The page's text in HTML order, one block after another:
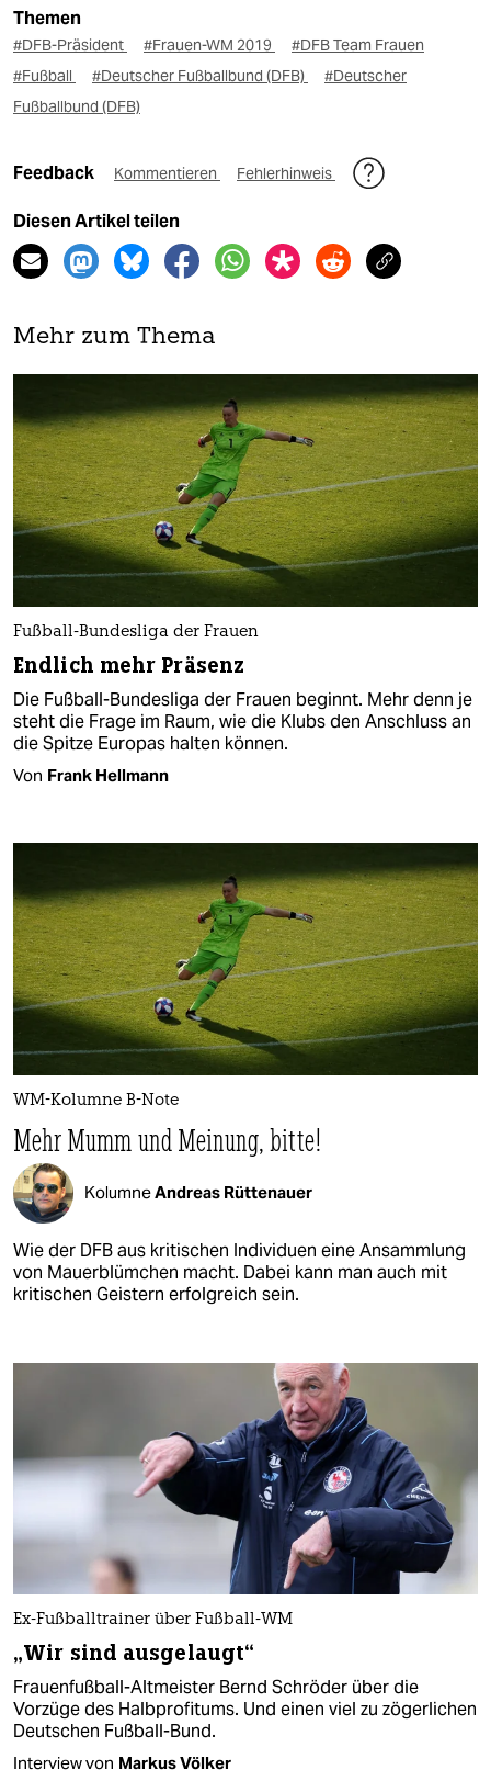
Themen
#DFB-Präsident #Frauen-WM 2019
#DFB Team Frauen
#Fußball
#Deutscher Fußballbund (DFB)
#Deutscher
Fußballbund (DFB)
Feedback Kommentieren Fehlerhinweis
Diesen Artikel teilen
Mehr zum Thema
Fußball-Bundesliga der Frauen
Endlich mehr Präsenz
Die Fußball-Bundesliga der Frauen beginnt. Mehr denn je
steht die Frage im Raum, wie die Klubs den Anschluss an
die Spitze Europas halten können.
Von Frank Hellmann
WM-Kolumne B-Note
Mehr Mumm und Meinung, bitte!
KolumneAndreas Rüttenauer
Wie der DFB aus kritischen Individuen eine Ansammlung
von Mauerblümchen macht. Dabei kann man auch mit
kritischen Geistern erfolgreich sein.
Ex-Fußballtrainer über Fußball-WM
„Wir sind ausgelaugt“
Frauenfußball-Altmeister Bernd Schröder über die
Vorzüge des Halbprofitums. Und einen viel zu zögerlichen
Deutschen Fußball-Bund.
Interview von Markus Völker